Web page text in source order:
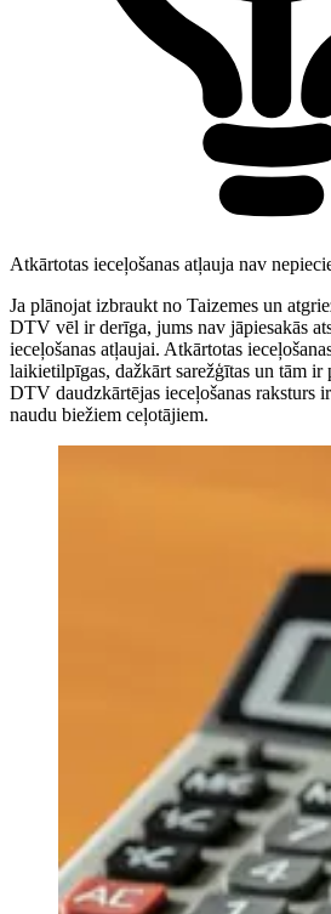
Atkārtotas ieceļošanas atļauja nav
Ja plānojat izbraukt no Taizemes un
DTV vēl ir derīga, jums nav jāpiesakās
ieceļošanas atļaujai. Atkārtotas
laikietilpīgas, dažkārt sarežģītas un tām
DTV daudzkārtējas ieceļošanas raksturs
naudu biežiem ceļotājiem.